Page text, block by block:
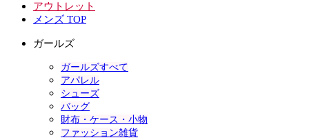
アウトレット
メンズ TOP
ガールズ
ガールズすべて
アパレル
シューズ
バッグ
財布・ケース・小物
ファッション雑貨